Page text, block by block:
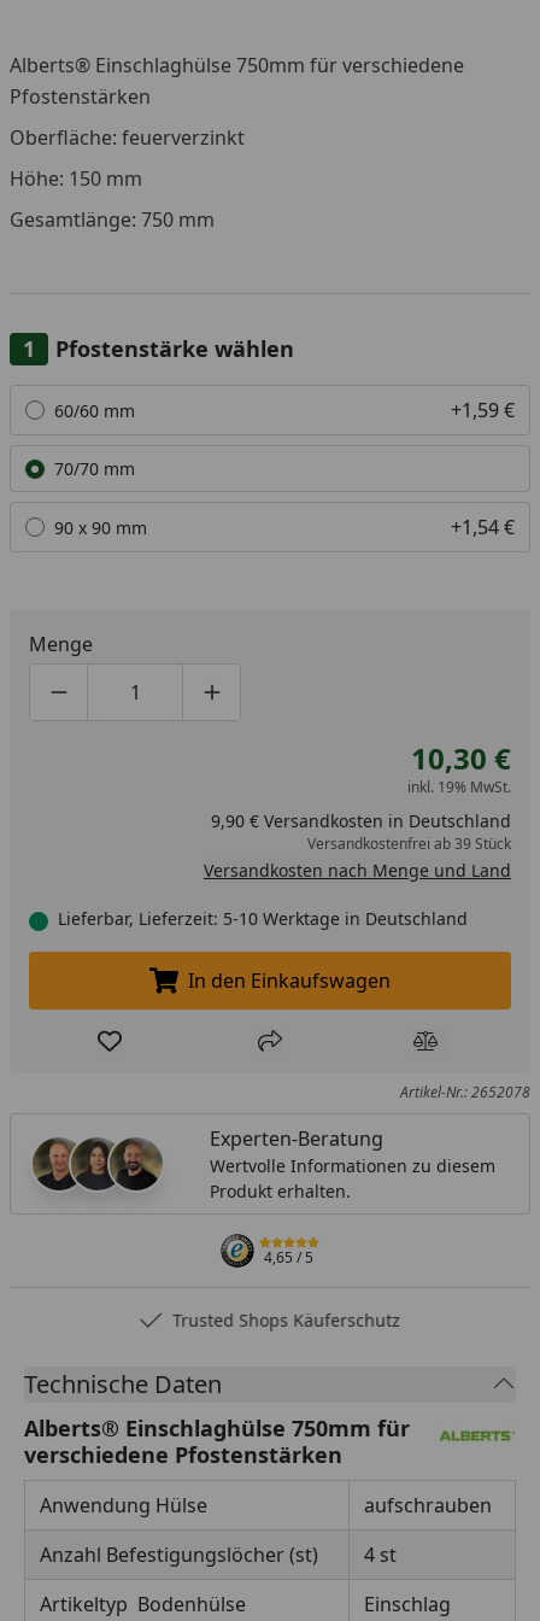
Alberts® Einschlaghülse 750mm für verschiedene
Pfostenstärken
Oberfläche: feuerverzinkt
Höhe: 150 mm
Gesamtlänge: 750 mm
Pfostenstärke wählen
Alle anzeigen (3)
60/60 mm +1,59 €
70/70 mm
90 x 90 mm +1,54 €
Menge
Produktmenge um eins verringern
Produktmenge manuell eingeben
Produktmenge um eins erhöhen
10,30 €
inkl. 19% MwSt.
9,90 € Versandkosten in Deutschland
Versandkostenfrei ab 39 Stück
Versandkosten nach Menge und Land
Lieferbar, Lieferzeit: 5-10 Werktage in Deutschland
In den Einkaufswagen legen
In den Einkaufswagen
Produkt zur Wunschliste hinzufügen
Teilen Produkt
Artikel-Nr.: 2652078
Experten-Beratung
Wertvolle Informationen zu diesem
Produkt erhalten.
4,65/ 5
Trusted Shops Käuferschutz
Technische Daten
Alberts® Einschlaghülse 750mm für
verschiedene Pfostenstärken
Anwendung Hülse
aufschrauben
Anzahl Befestigungslöcher (st)
4 st
Artikeltyp Bodenhülse
Einschlag